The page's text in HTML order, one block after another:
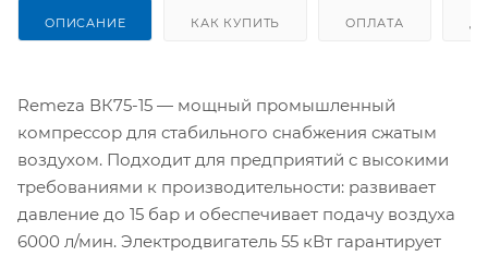
ОПИСАНИЕ КАК КУПИТЬ ОПЛАТА
Remeza ВК75-15 — мощный промышленный
компрессор для стабильного снабжения сжатым
воздухом. Подходит для предприятий с высокими
требованиями к производительности: развивает
давление до 15 бар и обеспечивает подачу воздуха
6000 л/мин. Электродвигатель 55 кВт гарантирует